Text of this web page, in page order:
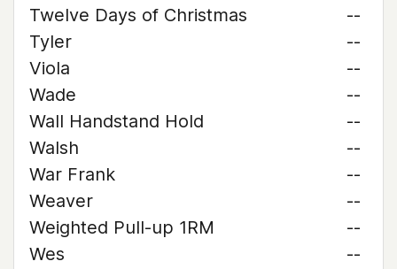
Twelve Days of Christmas
--
Tyler
--
Viola
--
Wade
--
Wall Handstand Hold
--
Walsh
--
War Frank
--
Weaver
--
Weighted Pull-up 1RM
--
Wes
--